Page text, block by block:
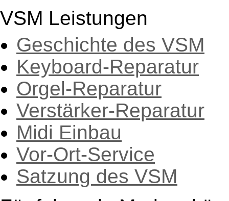
VSM Leistungen
Geschichte des VSM
Keyboard-Reparatur
Orgel-Reparatur
Verstärker-Reparatur
Midi Einbau
Vor-Ort-Service
Satzung des VSM